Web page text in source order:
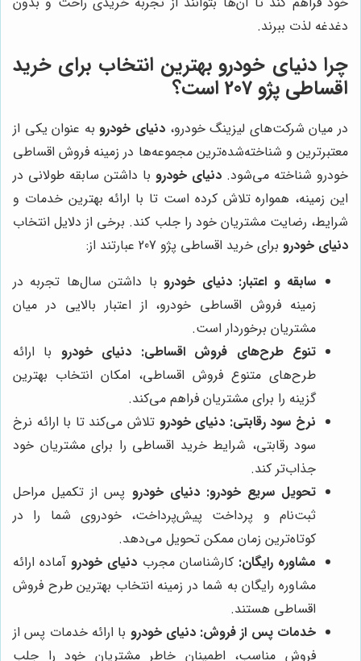
دغدغه لذت ببرند.
چرادنیای خودرو بهترین انتخاب برای خرید
اقساطی پژو 207 است؟
در میان شرکت‌های لیزینگ خودرو، دنیای خودرو به عنوان یکی از
معتبرترین و شناخته‌شده‌ترین مجموعه‌ها در زمینه فروش اقساطی
خودرو شناخته می‌شود. دنیای خودرو با داشتن سابقه طولانی در
این زمینه، همواره تلاش کرده است تا با ارائه بهترین خدمات و
شرایط، رضایت مشتریان خود را جلب کند. برخی از دلایل انتخاب
دنیای خودرو برای خرید اقساطی پژو 207 عبارتند از:
سابقه و اعتبار: دنیای خودرو با داشتن سال‌ها تجربه در
زمینه فروش اقساطی خودرو، از اعتبار بالایی در میان
مشتریان برخوردار است.
تنوع طرح‌های فروش اقساطی: دنیای خودرو با ارائه
طرح‌های متنوع فروش اقساطی، امکان انتخاب بهترین
گزینه را برای مشتریان فراهم می‌کند.
نرخ سود رقابتی: دنیای خودرو تلاش می‌کند تا با ارائه نرخ
سود رقابتی، شرایط خرید اقساطی را برای مشتریان خود
جذاب‌تر کند.
تحویل سریع خودرو: دنیای خودرو پس از تکمیل مراحل
ثبت‌نام و پرداخت پیش‌پرداخت، خودروی شما را در
کوتاه‌ترین زمان ممکن تحویل می‌دهد.
مشاوره رایگان: کارشناسان مجرب دنیای خودرو آماده ارائه
مشاوره رایگان به شما در زمینه انتخاب بهترین طرح فروش
اقساطی هستند.
خدمات پس از فروش: دنیای خودرو با ارائه خدمات پس از
فروش مناسب، اطمینان خاطر مشتریان خود را جلب